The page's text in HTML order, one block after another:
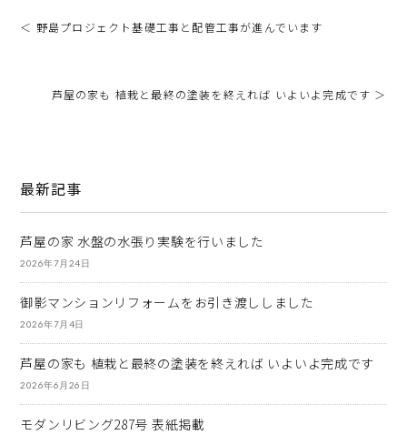
＜ 野島プロジェクト基礎工事と配管工事が進んでいます
芦屋の家も 植栽と最終の塗装を終えれば いよいよ完成です ＞
最新記事
芦屋の家 水盤の水張り実験を行いました
2026年7月24日
御影マンションリフォームをお引き渡ししました
2026年7月4日
芦屋の家も 植栽と最終の塗装を終えれば いよいよ完成です
2026年6月26日
モダンリビング287号 表紙掲載